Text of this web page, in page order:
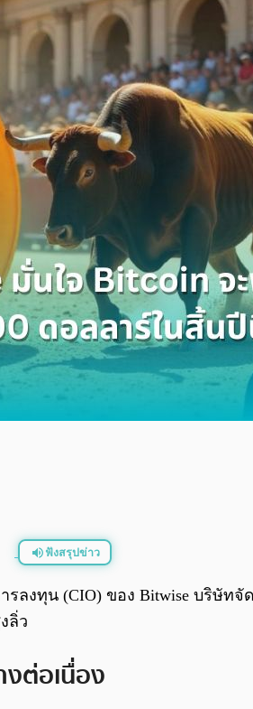
ฟังสรุปข่าว
ารลงทุน (CIO) ของ Bitwise บริ
ลิ่ว
ต่อเนื่อง